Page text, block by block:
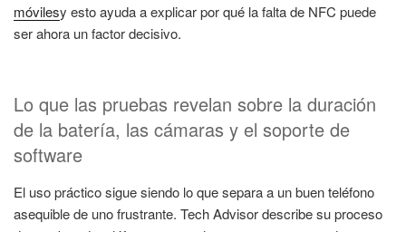
móvilesy esto ayuda a explicar por qué la falta de NFC puede
ser ahora un factor decisivo.
Lo que las pruebas revelan sobre la duración
de la batería, las cámaras y el soporte de
software
El uso práctico sigue siendo lo que separa a un buen teléfono
asequible de uno frustrante. Tech Advisor describe su proceso